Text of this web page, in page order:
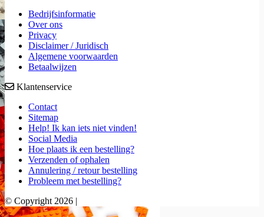
Bedrijfsinformatie
Over ons
Privacy
Disclaimer / Juridisch
Algemene voorwaarden
Betaalwijzen
Klantenservice
Contact
Sitemap
Help! Ik kan iets niet vinden!
Social Media
Hoe plaats ik een bestelling?
Verzenden of ophalen
Annulering / retour bestelling
Probleem met bestelling?
© Copyright 2026 |